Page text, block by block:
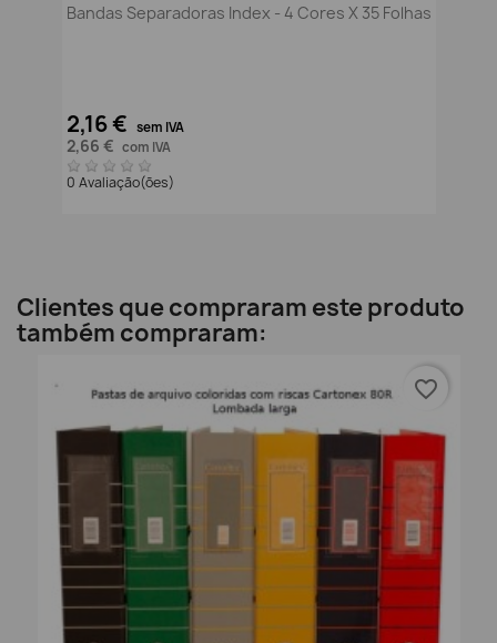
Bandas Separadoras Index - 4 Cores X 35 Folhas
2,16 € sem IVA
2,66 € com IVA
0 Avaliação(ões)
Clientes que compraram este produto
também compraram:
favorite_border